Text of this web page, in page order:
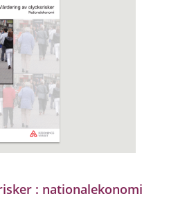
: nationalekonomi